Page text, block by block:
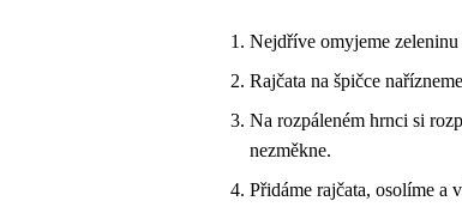
Nejdříve omyjeme
Rajčata na špičce
Na rozpáleném hrnci si
nezměkne.
Přidáme rajčata, osolíme a